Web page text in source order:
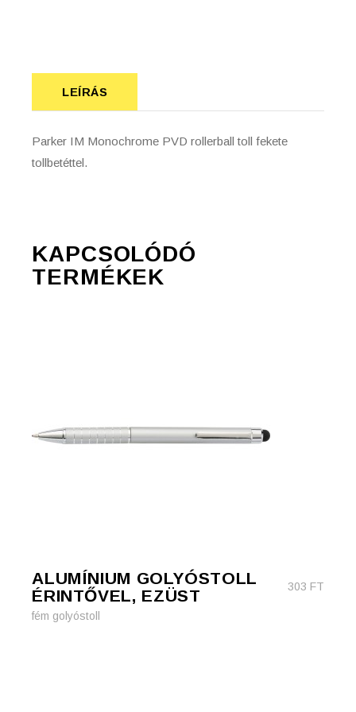
LEÍRÁS
Parker IM Monochrome PVD rollerball toll fekete
tollbetéttel.
KAPCSOLÓDÓ
TERMÉKEK
ALUMÍNIUM GOLYÓSTOLL
ÉRINTŐVEL, EZÜST
303 FT
fém golyóstoll